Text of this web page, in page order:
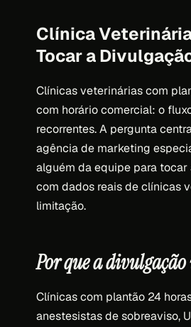
Clínica
Tocar a
Clínicas veterinárias com
com horário comercial: o
recorrentes. A pergunta
agência de marketing
alguém da equipe para
com dados reais de clínicas
limitação.
Por que a
Clínicas com plantão 24
anestesistas de sobreaviso,